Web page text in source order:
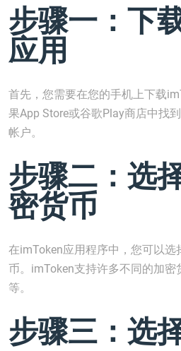
步骤一：下
应用
首先，您需要在您的手机上下载
果App Store或谷歌Play商店中找
帐户。
步骤二：选
密货币
在imToken应用程序中，您可以选
币。imToken支持许多不同的加
等。
步骤三：选